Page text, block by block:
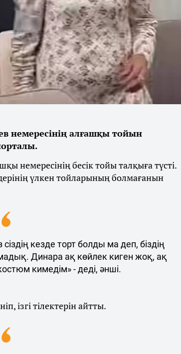
немересінің алғашқы тойын
немересінің бесік тойы талқыға түсті.
үлкен тойларының болмағанын
кезде торт болды ма деп, біздің
Динара ақ көйлек киген жоқ, ақ
кимедім» - деді, әнші.
ізгі тілектерін айтты.